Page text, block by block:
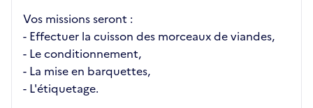
Vos missions seront :
- Effectuer la cuisson des morceaux de viandes,
- Le conditionnement,
- La mise en barquettes,
- L'étiquetage.